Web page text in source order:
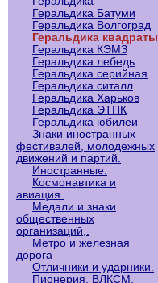
Геральдика Батуми
Геральдика Волгоград
Геральдика квадраты
Геральдика КЭМЗ
Геральдика лебедь
Геральдика серийная
Геральдика ситалл
Геральдика Харьков
Геральдика ЭТПК
Геральдика юбилеи
Знаки иностранных
фестивалей, молодежных
движений и партий.
Иностранные.
Космонавтика и
авиация.
Медали и знаки
общественных
организаций,.
Метро и железная
дорога
Отличники и ударники.
Пионерия, ВЛКСМ,